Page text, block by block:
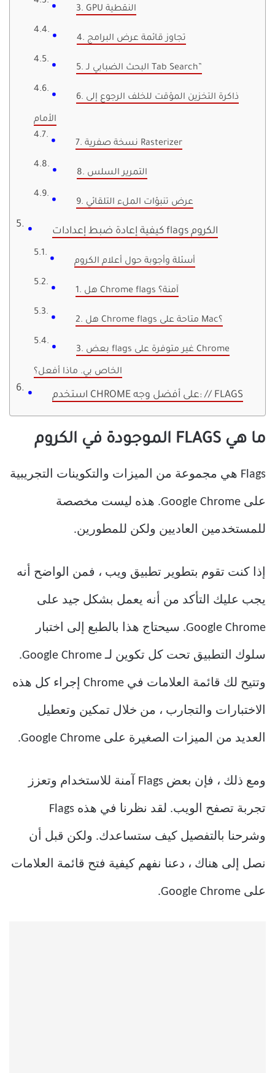
3. GPU النقطية
4. تجاوز قائمة عرض البرامج
5. البحث الضبابي لـ Tab Search”
6. ذاكرة التخزين المؤقت للخلف الرجوع إلى
الأمام
7. نسخة صفرية Rasterizer
8. التمرير السلس
9. عرض تنبؤات الملء التلقائي
كيفية إعادة ضبط إعدادات flags الكروم
أسئلة وأجوبة حول أعلام الكروم
1. هل Chrome flags آمنة؟
2. هل Chrome flags متاحة على Mac؟
3. بعض flags غير متوفرة على Chrome
الخاص بي. ماذا أفعل؟
استخدم CHROME على أفضل وجه: // FLAGS
ما هي FLAGS الموجودة في الكروم
Flags هي مجموعة من الميزات والتكوينات التجريبية
على Google Chrome. هذه ليست مخصصة
للمستخدمين العاديين ولكن للمطورين.
إذا كنت تقوم بتطوير تطبيق ويب ، فمن الواضح أنه
يجب عليك التأكد من أنه يعمل بشكل جيد على
Google Chrome. سيحتاج هذا بالطبع إلى اختبار
سلوك التطبيق تحت كل تكوين لـ Google Chrome.
وتتيح لك قائمة العلامات في Chrome إجراء كل هذه
الاختبارات والتجارب ، من خلال تمكين وتعطيل
العديد من الميزات الصغيرة على Google Chrome.
ومع ذلك ، فإن بعض Flags آمنة للاستخدام وتعزز
تجربة تصفح الويب. لقد نظرنا في هذه Flags
وشرحنا بالتفصيل كيف ستساعدك. ولكن قبل أن
نصل إلى هناك ، دعنا نفهم كيفية فتح قائمة العلامات
على Google Chrome.